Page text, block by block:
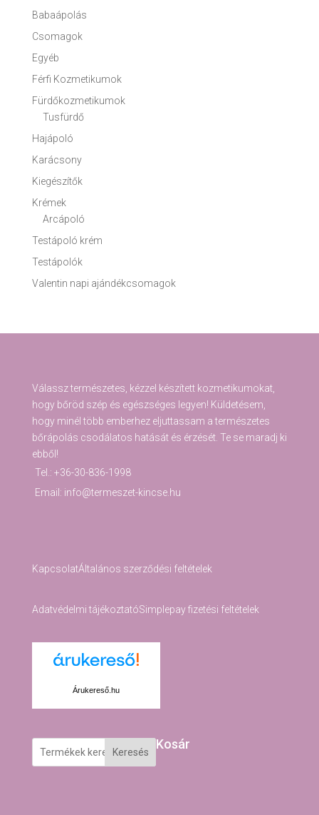
Babaápolás
Csomagok
Egyéb
Férfi Kozmetikumok
Fürdőkozmetikumok
Tusfürdő
Hajápoló
Karácsony
Kiegészítők
Krémek
Arcápoló
Testápoló krém
Testápolók
Valentin napi ajándékcsomagok
Válassz természetes, kézzel készített kozmetikumokat,
hogy bőröd szép és egészséges legyen! Küldetésem,
hogy minél több emberhez eljuttassam a természetes
bőrápolás csodálatos hatását és érzését. Te se maradj ki
ebből!
Tel.: +36-30-836-1998
Email: info@termeszet-kincse.hu
KapcsolatÁltalános szerződési feltételek
Adatvédelmi tájékoztatóSimplepay fizetési feltételek
Árukereső.hu
Keresés
Kosár